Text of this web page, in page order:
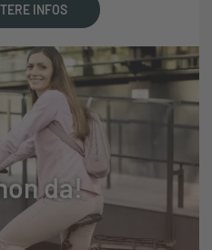
INFOS
da!